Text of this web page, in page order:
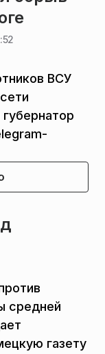
ВСУ
средней
газету